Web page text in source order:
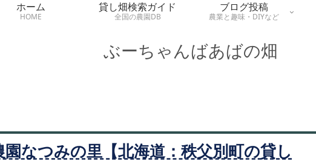
ぶーちゃんばあばの畑
ホーム
HOME
貸し畑検索ガイド
全国の農園DB
ブログ投稿
農業と趣味・DIYなど
なつみの里【北海道：秩父別町の貸し